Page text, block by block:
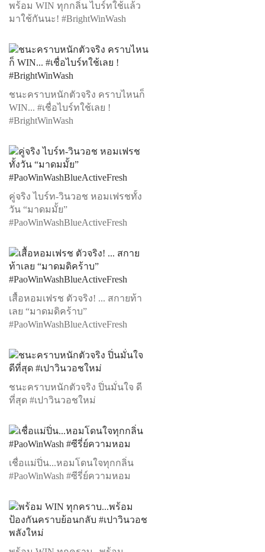
พร้อม WIN ทุกกลิ่น ไบร์ทใช้แล้ว
มาใช้กันนะ! #BrightWinWash
ชนะคราบหนักตัวจริง คราบไหนก็
WIN... #เชื่อไบร์ทใช้เลย !
#BrightWinWash
คู่จริง ไบร์ท-วินวอช หอมเฟรชทั้ง
วัน “มาดมมั้ย”
#PaoWinWashBlueActiveFresh
เสื้อหอมเฟรช ตัวจริง! ... สกายท้า
เลย “มาดมดิคร้าบ”
#PaoWinWashBlueActiveFresh
ชนะคราบหนักตัวจริง ปิ่นมั่นใจ ดี
ที่สุด #เปาวินวอชใหม่
เชื่อแม่ปิ่น...หอมโดนใจทุกกลิ่น
#PaoWinWash #ซีรี่ย์ความหอม